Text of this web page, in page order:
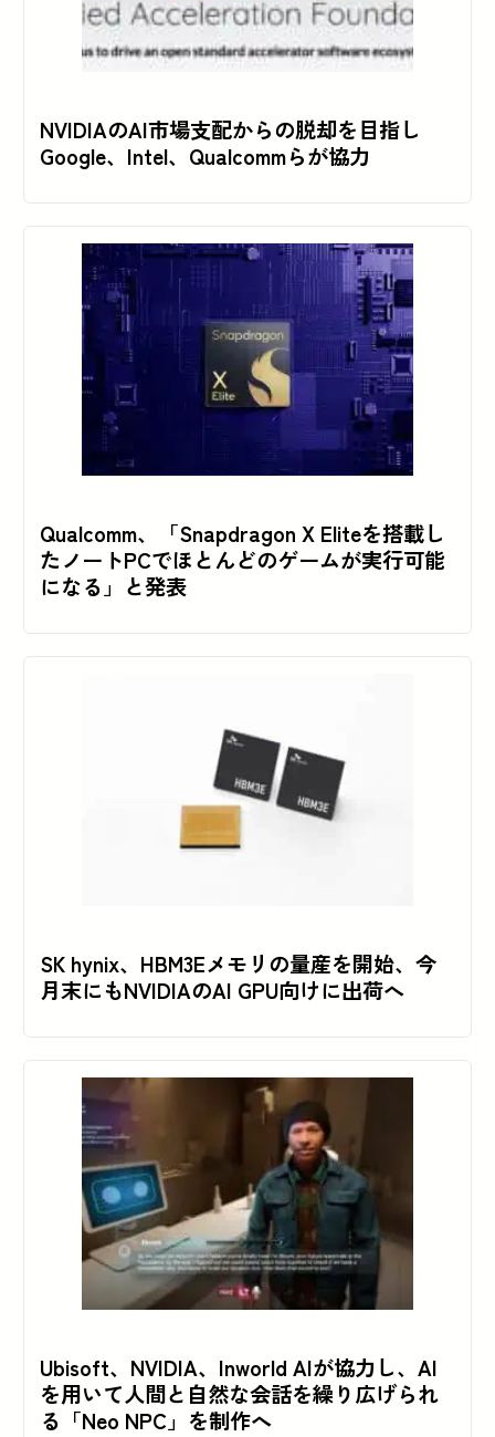
NVIDIAのAI市場支配からの脱却を目指し
Google、Intel、Qualcommらが協力
Qualcomm、「Snapdragon X Eliteを搭載し
たノートPCでほとんどのゲームが実行可能
になる」と発表
SK hynix、HBM3Eメモリの量産を開始、今
月末にもNVIDIAのAI GPU向けに出荷へ
Ubisoft、NVIDIA、Inworld AIが協力し、AI
を用いて人間と自然な会話を繰り広げられ
る「Neo NPC」を制作へ